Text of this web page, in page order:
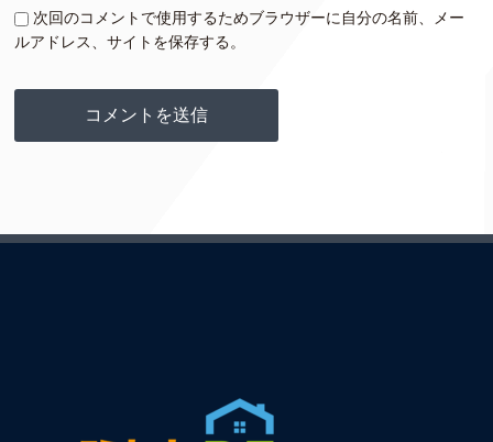
次回のコメントで使用するためブラウザーに自分の名前、メー
ルアドレス、サイトを保存する。